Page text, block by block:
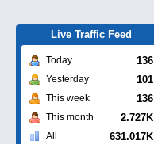
Live Traffic Feed
Today 136
Yesterday 101
This week 136
This month 2.727K
All 631.017K